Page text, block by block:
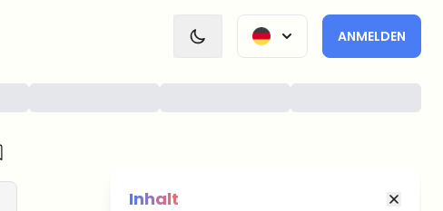
ANMELDEN
Inhalt